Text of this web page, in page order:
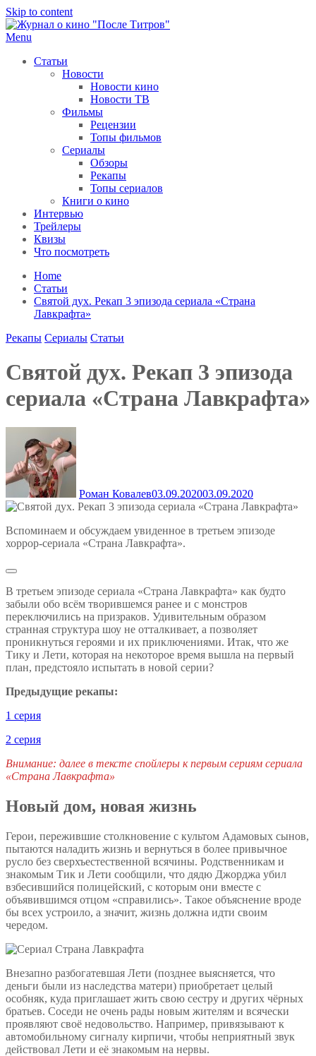
Skip to content
Menu
Статьи
Новости
Новости кино
Новости ТВ
Фильмы
Рецензии
Топы фильмов
Сериалы
Обзоры
Рекапы
Топы сериалов
Книги о кино
Интервью
Трейлеры
Квизы
Что посмотреть
Home
Статьи
Святой дух. Рекап 3 эпизода сериала «Страна
Лавкрафта»
Рекапы Сериалы Статьи
Святой дух. Рекап 3 эпизода
сериала «Страна Лавкрафта»
Роман Ковалев03.09.202003.09.2020
Вспоминаем и обсуждаем увиденное в третьем эпизоде
хоррор-сериала «Страна Лавкрафта».
В третьем эпизоде сериала «Страна Лавкрафта» как будто
забыли обо всём творившемся ранее и с монстров
переключились на призраков. Удивительным образом
странная структура шоу не отталкивает, а позволяет
проникнуться героями и их приключениями. Итак, что же
Тику и Лети, которая на некоторое время вышла на первый
план, предстояло испытать в новой серии?
Предыдущие рекапы:
1 серия
2 серия
Внимание: далее в тексте спойлеры к первым сериям сериала
«Страна Лавкрафта»
Новый дом, новая жизнь
Герои, пережившие столкновение с культом Адамовых сынов,
пытаются наладить жизнь и вернуться в более привычное
русло без сверхъестественной всячины. Родственникам и
знакомым Тик и Лети сообщили, что дядю Джорджа убил
взбесившийся полицейский, с которым они вместе с
объявившимся отцом «справились». Такое объяснение вроде
бы всех устроило, а значит, жизнь должна идти своим
чередом.
Внезапно разбогатевшая Лети (позднее выясняется, что
деньги были из наследства матери) приобретает целый
особняк, куда приглашает жить свою сестру и других чёрных
братьев. Соседи не очень рады новым жителям и всячески
проявляют своё недовольство. Например, привязывают к
автомобильному сигналу кирпичи, чтобы неприятный звук
действовал Лети и её знакомым на нервы.